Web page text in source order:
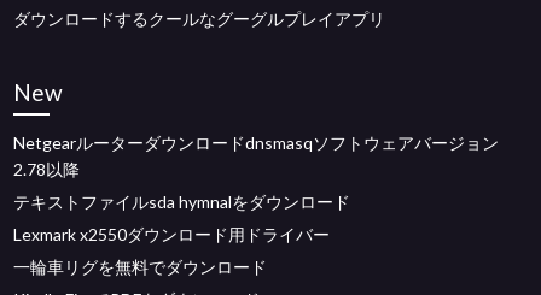
ダウンロードするクールなグーグルプレイアプリ
New
Netgearルーターダウンロードdnsmasqソフトウェアバージョン
2.78以降
テキストファイルsda hymnalをダウンロード
Lexmark x2550ダウンロード用ドライバー
一輪車リグを無料でダウンロード